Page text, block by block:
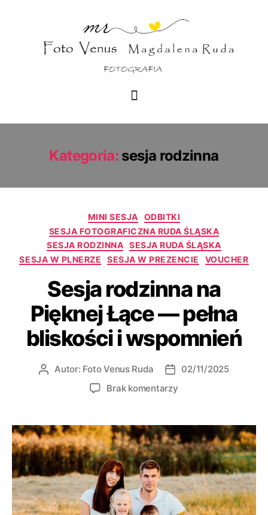
Kategoria: sesja rodzinna
MINI SESJA
ODBITKI
SESJA FOTOGRAFICZNA RUDA ŚLĄSKA
SESJA RODZINNA
SESJA RUDA ŚLĄSKA
SESJA W PLNERZE
SESJA W PREZENCIE VOUCHER
Sesja rodzinna na
Pięknej Łące — pełna
bliskości i wspomnień
Autor: Foto Venus Ruda
02/11/2025
Brak komentarzy